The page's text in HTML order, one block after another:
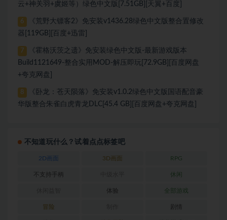
云+神关羽+虞姬等）绿色中文版[7.51GB][天翼+百度]
6
《荒野大镖客2》免安装v1436.28绿色中文版整合置修改
器[119GB][百度+迅雷]
7
《霍格沃茨之遗》免安装绿色中文版-最新游戏版本
Build1121649-整合实用MOD-解压即玩[72.9GB][百度网盘
+夸克网盘]
8
《卧龙：苍天陨落》免安装v1.0.2绿色中文版国语配音豪
华版整合朱雀白虎青龙DLC[45.4 GB][百度网盘+夸克网盘]
不知道玩什么？试着点点标签吧
2D画面 3D画面 RPG
不支持手柄 休闲
体验 全部游戏
冒险 剧情